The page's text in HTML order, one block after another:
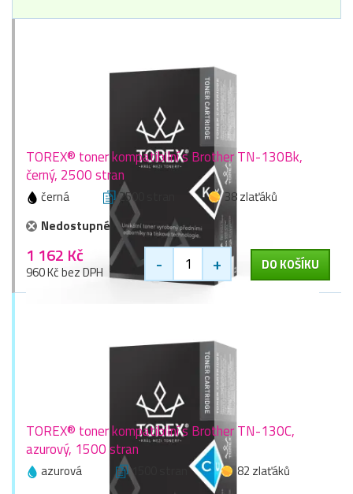
TOREX® toner kompatibilní s Brother TN-130Bk,
černý, 2500 stran
černá 2500 stran
38 zlaťáků
Nedostupné
1 162 Kč
960 Kč bez DPH - + DO KOŠÍKU
TOREX® toner kompatibilní s Brother TN-130C,
azurový, 1500 stran
azurová 1500 stran
82 zlaťáků